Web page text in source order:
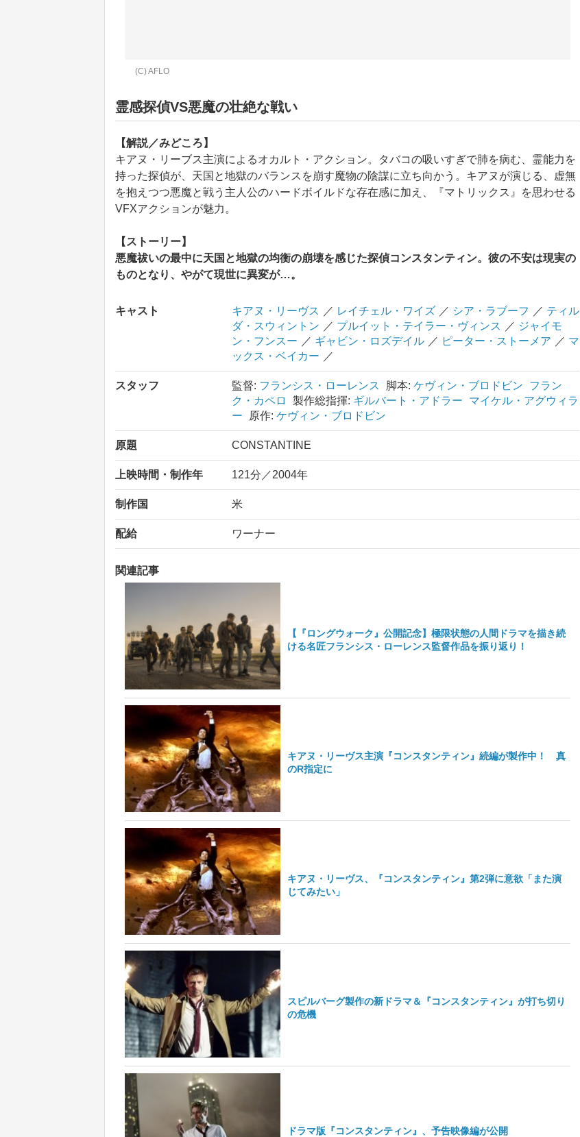
(C) AFLO
霊感探偵VS悪魔の壮絶な戦い
【解説／みどころ】
キアヌ・リーブス主演によるオカルト・アクション。タバコの吸いすぎで肺を病む、霊能力を
持った探偵が、天国と地獄のバランスを崩す魔物の陰謀に立ち向かう。キアヌが演じる、虚無
を抱えつつ悪魔と戦う主人公のハードボイルドな存在感に加え、『マトリックス』を思わせる
VFXアクションが魅力。
【ストーリー】
悪魔祓いの最中に天国と地獄の均衡の崩壊を感じた探偵コンスタンティン。彼の不安は現実の
ものとなり、やがて現世に異変が…。
キャスト キアヌ・リーヴス ／ レイチェル・ワイズ ／ シア・ラブーフ ／ ティル
ダ・スウィントン ／ プルイット・テイラー・ヴィンス ／ ジャイモ
ン・フンスー ／ ギャビン・ロズデイル ／ ピーター・ストーメア ／ マ
ックス・ベイカー ／
スタッフ 監督: フランシス・ローレンス 脚本: ケヴィン・ブロドビン
フラン
ク・カペロ
製作総指揮: ギルバート・アドラー
マイケル・アグウィラ
ー
原作: ケヴィン・ブロドビン
原題 CONSTANTINE
上映時間・制作年 121分／2004年
制作国 米
配給 ワーナー
関連記事
【『ロングウォーク』公開記念】極限状態の人間ドラマを描き続
ける名匠フランシス・ローレンス監督作品を振り返り！
キアヌ・リーヴス主演『コンスタンティン』続編が製作中！ 真
のR指定に
キアヌ・リーヴス、『コンスタンティン』第2弾に意欲「また演
じてみたい」
スピルバーグ製作の新ドラマ＆『コンスタンティン』が打ち切り
の危機
ドラマ版『コンスタンティン』、予告映像編が公開